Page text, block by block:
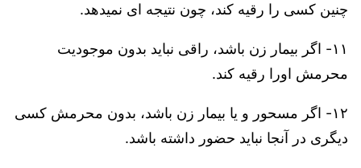
چنین کسی را رقیه کند، چون نتیجه ای نمیدهد.
۱۱- اگر بیمار زن باشد، راقی نباید بدون موجودیت
محرمش اورا رقیه کند.
۱۲- اگر مسحور و یا بیمار زن باشد، بدون محرمش کسی
دیگری در آنجا نباید حضور داشته باشد.